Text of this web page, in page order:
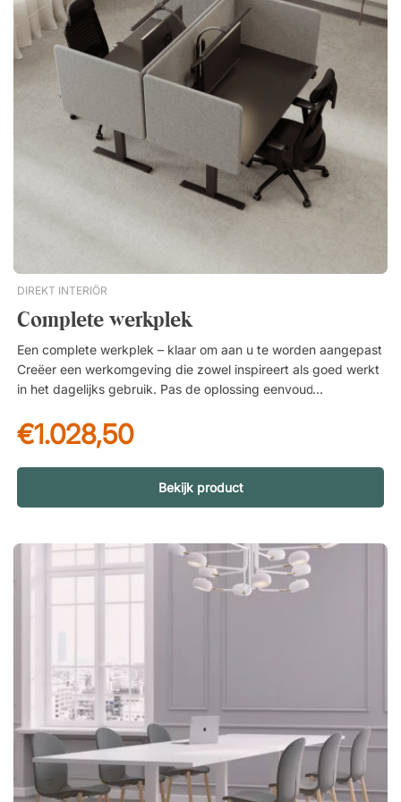
Bovendien zorgt het draaibare onderstel met wielen voor
soepele mobiliteit en flexibiliteit tijdens de hele vergadering.
Specificatie Vergadertafel Viggo Tafelblad van spaanplaat en
laminaat. Stevig onderstel van gepoedercoat metaal. Het
tafelblad van 280 cm is tweedelig. Vergaderstoel Ergo 006C
Kuip van duurzaam polypropyleen. Verstelbare zithoogte.
Gevoerde zitting bekleed met grijze stof. Witte gasveer en wit
vijfster-onderstel. Witte PU-wielen met grijze rubberen
loopvlakken.Een elegante vergaderset waarin de
vergadertafel Viggo, met zijn Scandinavische vormentaal en
slijtvaste blad, wordt gecombineerd met de stijlvolle stoel Ergo
DIREKT INTERIÖR
Complete werkplek
Een complete werkplek – klaar om aan u te worden aangepast
Creëer een werkomgeving die zowel inspireert als goed werkt
in het dagelijks gebruik. Pas de oplossing eenvoudig aan uw
Bespaar zowel geld als tijd! Slim kabelbeheer voor een nettere
werkplek Een goed georganiseerde werkplek begint met orde
in de kabels. Door kabels te verzamelen in een kabelgoot en
een kabelslang te gebruiken, voorkomt u kabelwarboel,
stofophoping en onnodige storende elementen in het dagelijks
professionelere uitstraling, maar maakt schoonmaken ook
eenvoudiger en vermindert het risico dat kabels beschadigd
raken of dat iemand erover struikelt. Met doordacht
kabelbeheer krijgt u een rustigere, veiligere en efficiëntere
om gedurende de dag van werkhouding te wisselen. Met een
stille motor en traploze hoogteverstelling krijgt u een soepele
gebruikservaring, terwijl de duurzame constructie een lange
levensduur garandeert. Samen met de bureaustoel Bliss
ontstaat een ergonomisch geheel dat zowel comfort als
gezondheid bevordert. Slimme opties voor een
geoptimaliseerde werkplek Vul uw werkplek aan met
€1.028,50
Bekijk product